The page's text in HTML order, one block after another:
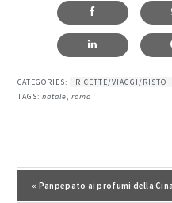
CATEGORIES:
RICETTE/VIAGGI/RISTO
TAGS:natale,roma
Post precedente:
« Panpepato ai profumi della Cina
del